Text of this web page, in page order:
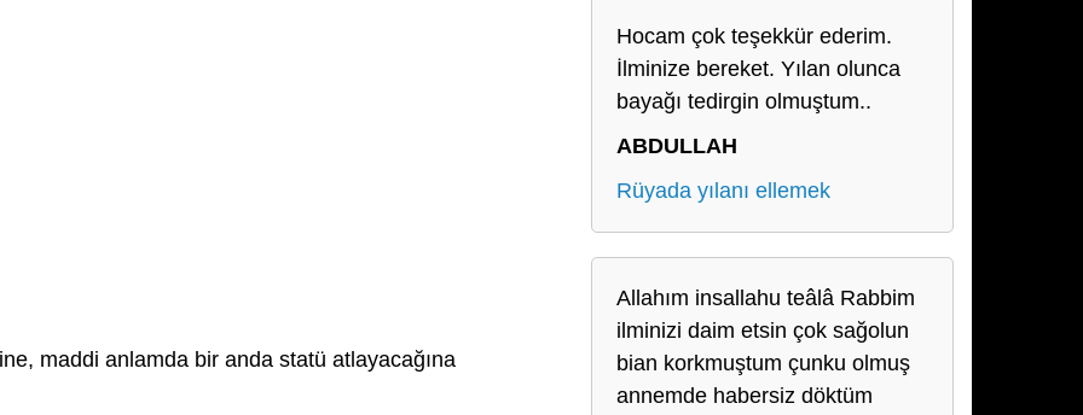
maddi anlamda bir anda statü atlayacağına
Hocam çok teşekkür ederim.
İlminize bereket. Yılan olunca
bayağı tedirgin olmuştum..
ABDULLAH
Rüyada yılanı ellemek
Allahım insallahu teâlâ Rabbim
ilminizi daim etsin çok sağolun
bian korkmuştum çunku olmuş
annemde habersiz döktüm